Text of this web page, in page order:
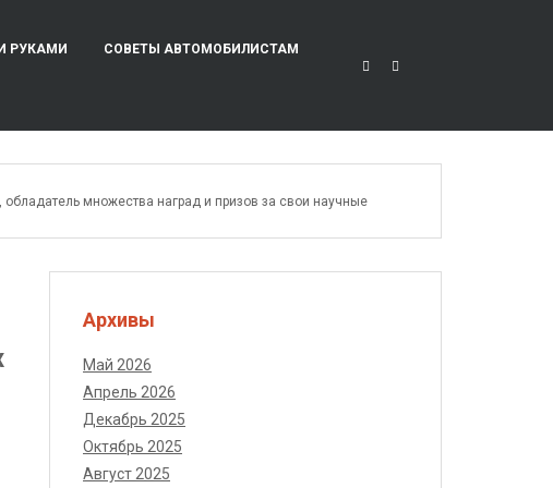
РУКАМИ СОВЕТЫ АВТОМОБИЛИСТАМ
множества наград и призов за свои научные
Архивы
Май 2026
Апрель 2026
Декабрь 2025
Октябрь 2025
Август 2025